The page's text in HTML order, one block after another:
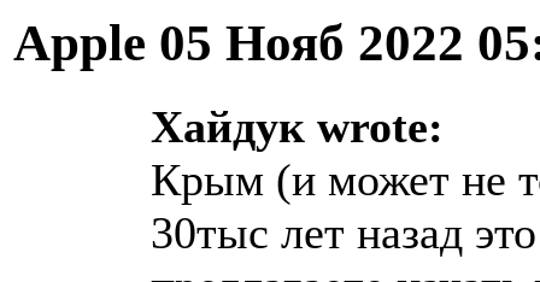
Apple 05 Нояб 2022
Хайдук wrote:
Крым (и может не
30тыс лет назад